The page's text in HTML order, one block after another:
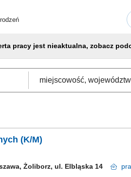
pracy jest nieaktualna, zobacz
(K/M)
Żoliborz, ul. Elbląska 14